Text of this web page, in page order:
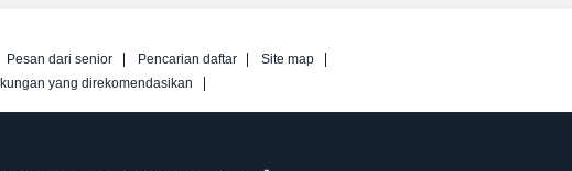
Pesan dari senior Pencarian daftar
Site map
yang direkomendasikan